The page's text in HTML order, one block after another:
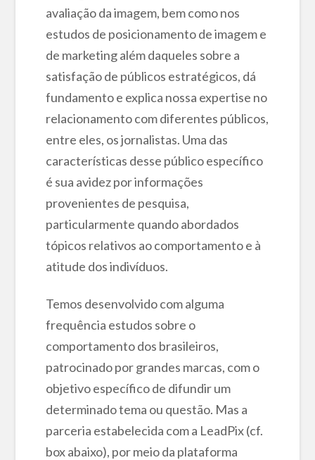
avaliação da imagem, bem como nos
estudos de posicionamento de imagem e
de marketing além daqueles sobre a
satisfação de públicos estratégicos, dá
fundamento e explica nossa expertise no
relacionamento com diferentes públicos,
entre eles, os jornalistas. Uma das
características desse público específico
é sua avidez por informações
provenientes de pesquisa,
particularmente quando abordados
tópicos relativos ao comportamento e à
atitude dos indivíduos.
Temos desenvolvido com alguma
frequência estudos sobre o
comportamento dos brasileiros,
patrocinado por grandes marcas, com o
objetivo específico de difundir um
determinado tema ou questão. Mas a
parceria estabelecida com a LeadPix (cf.
box abaixo), por meio da plataforma